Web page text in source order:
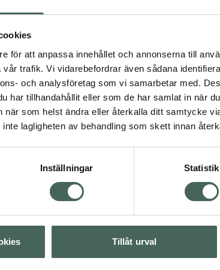
för att anpassa innehållet och annonserna till
trafik. Vi vidarebefordrar även sådana
och analysföretag som vi samarbetar med.
har tillhandahållit eller som de har samlat in när
när som helst ändra eller återkalla ditt samtycke
lagligheten av behandling som skett innan
Inställningar Statistik
Tillåt urval
Kronans Apotek Laktas
60 kapslar
Kosttillskott
Pris online
113 kr
500 ml